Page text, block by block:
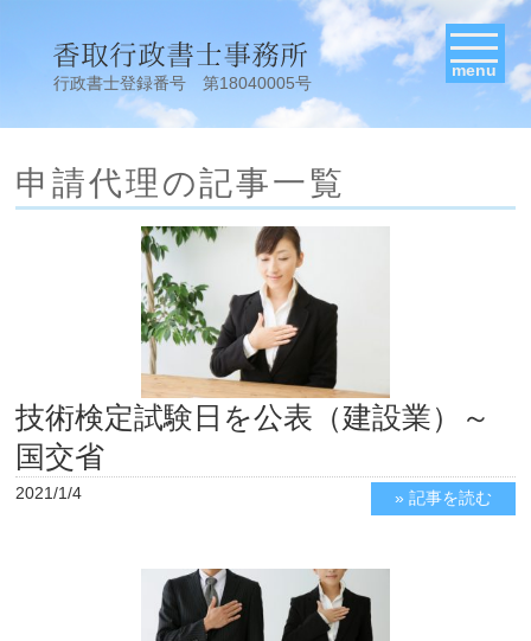
行政書士登録番号 第18040005号
menu
申請代理の記事一覧
技術検定試験日を公表（建設業）～
国交省
2021/1/4 » 記事を読む